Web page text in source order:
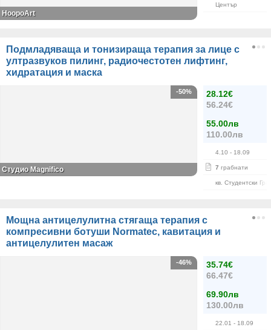
Център
HoopoArt
Подмладяваща и тонизираща терапия за лице с
ултразвуков пилинг, радиочестотен лифтинг,
хидратация и маска
28.12€
56.24€
55.00лв
110.00лв
4.10 - 18.09
7 грабнати
кв. Студентски
-50%
Студио Magnifico
Мощна антицелулитна стягаща терапия с
компресивни ботуши Normatec, кавитация и
антицелулитен масаж
35.74€
66.47€
69.90лв
130.00лв
22.01 - 18.09
-46%